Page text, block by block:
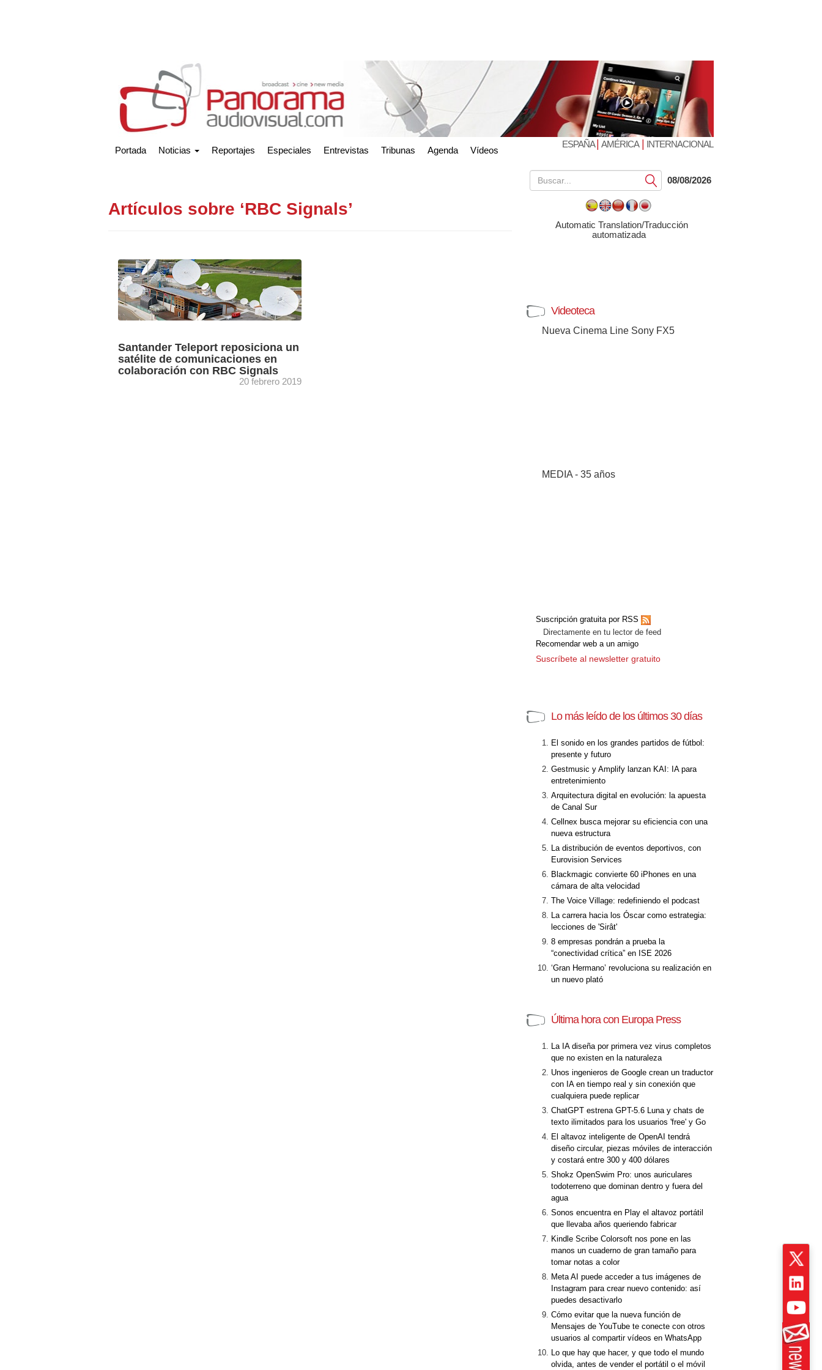
Portada Noticias Reportajes Especiales Entrevistas Tribunas Agenda Vídeos
ESPAÑA| AMÉRICA| INTERNACIONAL
Artículos sobre ‘RBC Signals’
Santander Teleport reposiciona un
satélite de comunicaciones en
colaboración con RBC Signals
20 febrero 2019
Submit08/08/2026
Automatic Translation/Traducción
automatizada
Videoteca
Nueva Cinema Line Sony FX5
MEDIA - 35 años
Suscripción gratuita por RSS
Directamente en tu lector de feed
Recomendar web a un amigo
Suscríbete al newsletter gratuito
Lo más leído de los últimos 30 días
El sonido en los grandes partidos de fútbol:
presente y futuro
Gestmusic y Amplify lanzan KAI: IA para
entretenimiento
Arquitectura digital en evolución: la apuesta
de Canal Sur
Cellnex busca mejorar su eficiencia con una
nueva estructura
La distribución de eventos deportivos, con
Eurovision Services
Blackmagic convierte 60 iPhones en una
cámara de alta velocidad
The Voice Village: redefiniendo el podcast
La carrera hacia los Óscar como estrategia:
lecciones de 'Sirât'
8 empresas pondrán a prueba la
“conectividad crítica” en ISE 2026
‘Gran Hermano’ revoluciona su realización en
un nuevo plató
Última hora con Europa Press
La IA diseña por primera vez virus completos
que no existen en la naturaleza
Unos ingenieros de Google crean un traductor
con IA en tiempo real y sin conexión que
cualquiera puede replicar
ChatGPT estrena GPT-5.6 Luna y chats de
texto ilimitados para los usuarios 'free' y Go
El altavoz inteligente de OpenAI tendrá
diseño circular, piezas móviles de interacción
y costará entre 300 y 400 dólares
Shokz OpenSwim Pro: unos auriculares
todoterreno que dominan dentro y fuera del
agua
Sonos encuentra en Play el altavoz portátil
que llevaba años queriendo fabricar
Kindle Scribe Colorsoft nos pone en las
manos un cuaderno de gran tamaño para
tomar notas a color
Meta AI puede acceder a tus imágenes de
Instagram para crear nuevo contenido: así
puedes desactivarlo
Cómo evitar que la nueva función de
Mensajes de YouTube te conecte con otros
usuarios al compartir vídeos en WhatsApp
Lo que hay que hacer, y que todo el mundo
olvida, antes de vender el portátil o el móvil